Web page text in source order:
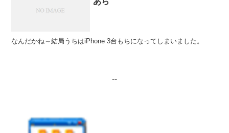
なんだかね～結局うちはiPhone 3台もちになってしまいました。
--